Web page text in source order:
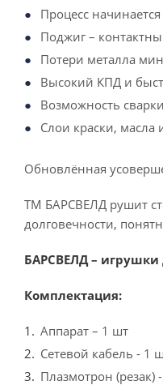
Процесс
Поджиг –
Потери металла
Высокий КПД и
Возможность
Слои краски,
Обновлённая
ТМ БАРСВЕЛД рушит
долговечности,
БАРСВЕЛД –
Комплектация:
Аппарат – 1 шт
Сетевой кабель - 1
Плазмотрон (резак)